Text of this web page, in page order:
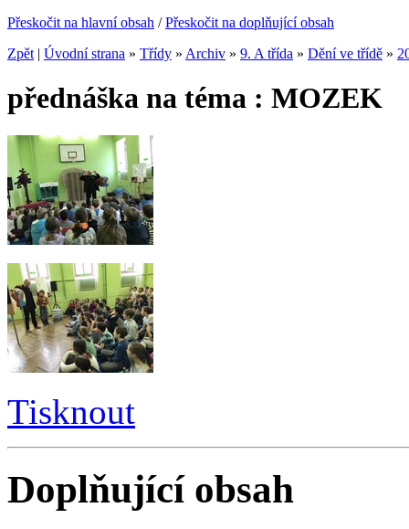
Přeskočit na hlavní obsah /Přeskočit na doplňující obsah
Zpět | Úvodní strana » Třídy » Archiv » 9. A třída » Dění ve třídě »
přednáška na téma : MOZEK
Tisknout
Doplňující obsah